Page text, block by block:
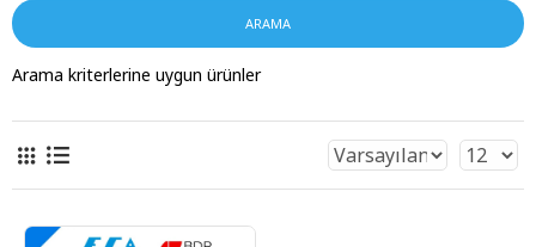
ARAMA
Arama kriterlerine uygun ürünler